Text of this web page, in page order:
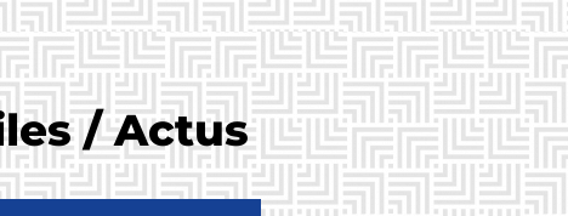
/ Actus